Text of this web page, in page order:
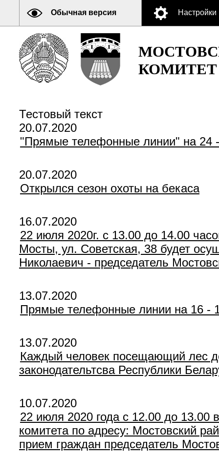
Обычная версия Настройки
КОМИТЕТ
Тестовый текст
20.07.2020
"Прямые телефонные линии" на 24
20.07.2020
Открылся сезон охоты на бекаса
16.07.2020
22 июля 2020г. с 13.00 до 14.00
Мосты, ул. Советская, 38 будет
Николаевич - председатель
13.07.2020
Прямые телефонные линии на 16 -
13.07.2020
Каждый человек посещающий лес
законодательтсва Республики
10.07.2020
22 июля 2020 года с 12.00 до 13.00
комитета по адресу: Мостовский
прием граждан председатель